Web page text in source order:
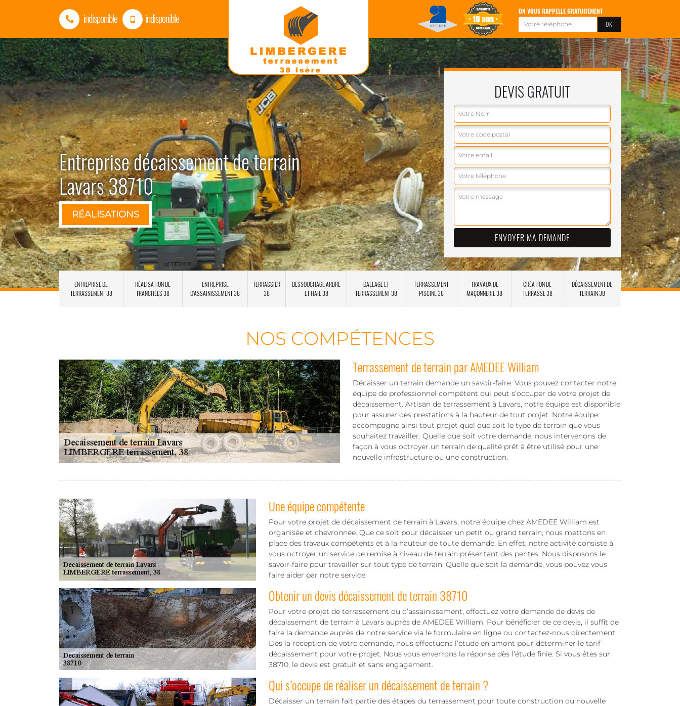
indisponible indisponible ON VOUS RAPPELLE GRATUITEMENT
Entreprise décaissement de terrain
Lavars 38710
RÉALISATIONS
DEVIS GRATUIT
ENTREPRISE DE
TERRASSEMENT 38
RÉALISATION DE
TRANCHÉES 38
ENTREPRISE
D'ASSAINISSEMENT 38
TERRASSIER
38
DESSOUCHAGE ARBRE
ET HAIE 38
DALLAGE ET
TERRASSEMENT 38
TERRASSEMENT
PISCINE 38
TRAVAUX DE
MAÇONNERIE 38
CRÉATION DE
TERRASSE 38
DÉCAISSEMENT DE
TERRAIN 38
NOS COMPÉTENCES
Terrassement de terrain par AMEDEE William
Décaisser un terrain demande un savoir-faire. Vous pouvez contacter notre
équipe de professionnel compétent qui peut s’occuper de votre projet de
décaissement. Artisan de terrassement à Lavars, notre équipe est disponible
pour assurer des prestations à la hauteur de tout projet. Notre équipe
accompagne ainsi tout projet quel que soit le type de terrain que vous
souhaitez travailler. Quelle que soit votre demande, nous intervenons de
façon à vous octroyer un terrain de qualité prêt à être utilisé pour une
nouvelle infrastructure ou une construction.
Une équipe compétente
Pour votre projet de décaissement de terrain à Lavars, notre équipe chez AMEDEE William est
organisée et chevronnée. Que ce soit pour décaisser un petit ou grand terrain, nous mettons en
place des travaux compétents et à la hauteur de toute demande. En effet, notre activité consiste à
vous octroyer un service de remise à niveau de terrain présentant des pentes. Nous disposons le
savoir-faire pour travailler sur tout type de terrain. Quelle que soit la demande, vous pouvez vous
faire aider par notre service.
Obtenir un devis décaissement de terrain 38710
Pour votre projet de terrassement ou d’assainissement, effectuez votre demande de devis de
décaissement de terrain à Lavars auprès de AMEDEE William. Pour bénéficier de ce devis, il suffit de
faire la demande auprès de notre service via le formulaire en ligne ou contactez-nous directement.
Dès la réception de votre demande, nous effectuons l’étude en amont pour déterminer le tarif
décaissement pour votre projet. Nous vous enverrons la réponse dès l’étude finie. Si vous êtes sur
38710, le devis est gratuit et sans engagement.
Qui s’occupe de réaliser un décaissement de terrain ?
Décaisser un terrain fait partie des étapes du terrassement pour toute construction ou nouvelle